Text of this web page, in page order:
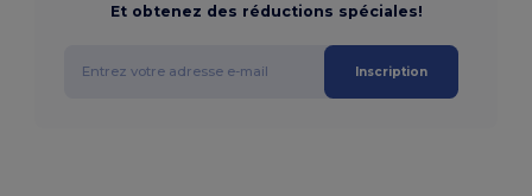
Et obtenez des réductions spéciales!
Inscription